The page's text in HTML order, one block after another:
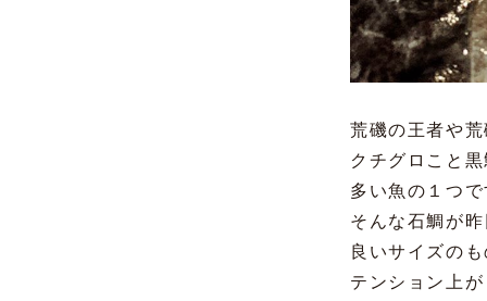
荒磯の王者や
クチグロこと
多い魚の１つ
そんな石鯛が
良いサイズの
テンション上